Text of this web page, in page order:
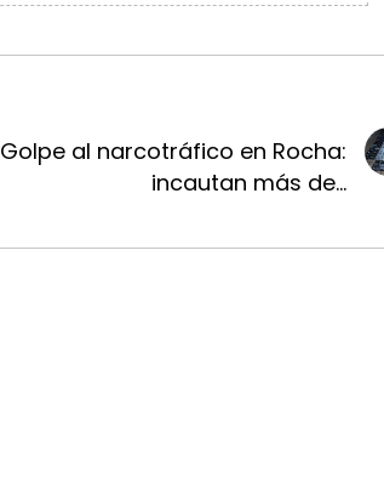
Golpe al narcotráfico en Rocha:
incautan más de...